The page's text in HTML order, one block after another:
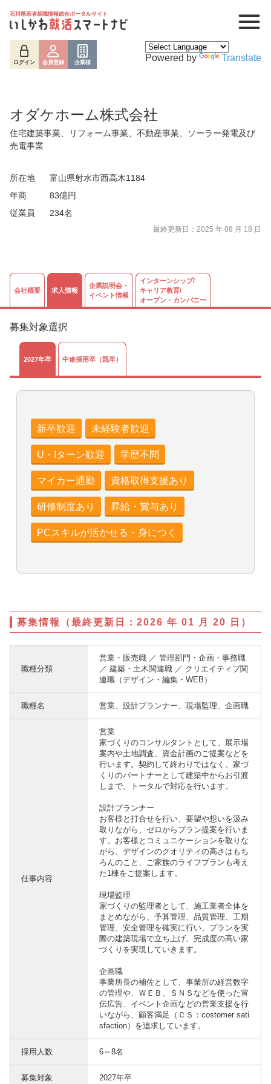
石川県若者就職情報総合ポータルサイト
ログイン 会員登録 企業様 Powered by Translate
オダケホーム株式会社
住宅建築事業、リフォーム事業、不動産事業、ソーラー発電及び
売電事業
所在地
富山県射水市西高木1184
年商
83億円
従業員
234名
最終更新日：2025 年 08 月 18 日
会社概要 求人情報
企業説明会・
イベント情報
インターンシップ/
キャリア教育/
オープン・カンパニー
募集対象選択
2027年卒 中途採用卒（既卒）
新卒歓迎 未経験者歓迎
U・Iターン歓迎 学歴不問
マイカー通勤 資格取得支援あり
研修制度あり 昇給・賞与あり
PCスキルが活かせる・身につく
募集情報（最終更新日：2026 年 01 月 20 日）
職種分類
営業・販売職 ／ 管理部門・企画・事務職
／ 建築・土木関連職 ／ クリエイティブ関
連職（デザイン・編集・WEB）
職種名 営業、設計プランナー、現場監理、企画職
仕事内容
営業
家づくりのコンサルタントとして、展示場
案内や土地調査、資金計画のご提案などを
行います。契約して終わりではなく、家づ
くりのパートナーとして建築中からお引渡
しまで、トータルで対応を行います。
設計プランナー
お客様と打合せを行い、要望や想いを汲み
取りながら、ゼロからプラン提案を行いま
す。お客様とコミュニケーションを取りな
がら、デザインのクオリティの高さはもち
ろんのこと、ご家族のライフプランも考え
た1棟をご提案します。
現場監理
家づくりの監理者として、施工業者全体を
まとめながら、予算管理、品質管理、工期
管理、安全管理を確実に行い、プランを実
際の建築現場で立ち上げ、完成度の高い家
づくりを実現していきます。
企画職
事業所長の補佐として、事業所の経営数字
の管理や、ＷＥＢ、ＳＮＳなどを使った宣
伝広告、イベント企画などの営業支援を行
いながら、顧客満足（ＣＳ：costomer sati
sfaction）を追求しています。
採用人数 6～8名
募集対象 2027年卒